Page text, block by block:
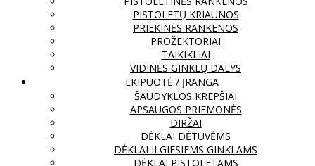
PISTOLETŲ KRIAUNOS
PRIEKINĖS RANKENOS
PROŽEKTORIAI
TAIKIKLIAI
VIDINĖS GINKLŲ DALYS
EKIPUOTĖ / ĮRANGA
ŠAUDYKLOS KREPŠIAI
APSAUGOS PRIEMONĖS
DIRŽAI
DĖKLAI DĖTUVĖMS
DĖKLAI ILGIESIEMS GINKLAMS
DĖKLAI PISTOLETAMS